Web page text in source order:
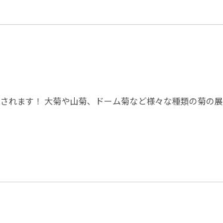
れます！ 大菊や山菊、ドーム菊など様々な種類の菊の展